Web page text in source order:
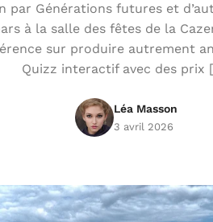
par Générations futures et
à la salle des fêtes de la
sur produire autrement
Quizz interactif avec des prix
Léa Masson
3 avril 2026